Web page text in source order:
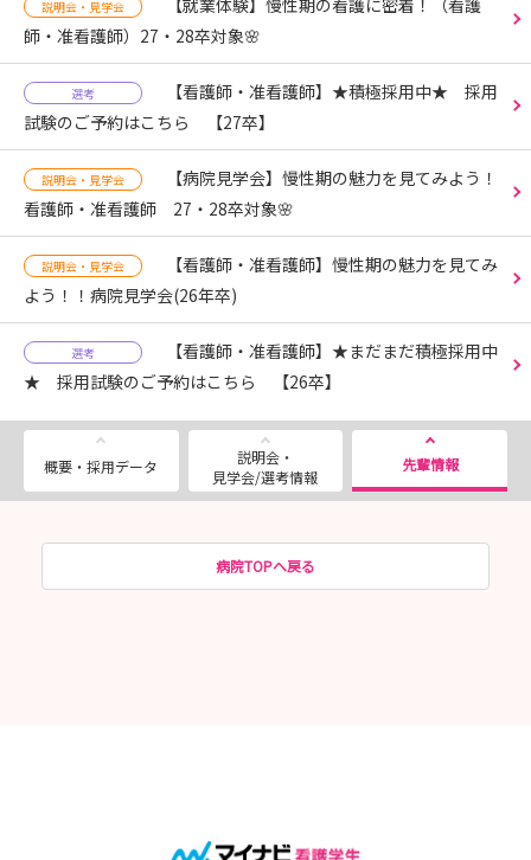
説明会・見学会
師・准看護師）27・28卒対象🌸
選考
【看護師・准看護師】★積極採用中★ 採用
試験のご予約はこちら 【27卒】
説明会・見学会
【病院見学会】慢性期の魅力を見てみよう！
看護師・准看護師 27・28卒対象🌸
説明会・見学会
【看護師・准看護師】慢性期の魅力を見てみ
よう！！病院見学会(26年卒)
選考
【看護師・准看護師】★まだまだ積極採用中
★ 採用試験のご予約はこちら 【26卒】
概要・採用データ
説明会・
見学会/選考情報
先輩情報
病院TOPへ戻る